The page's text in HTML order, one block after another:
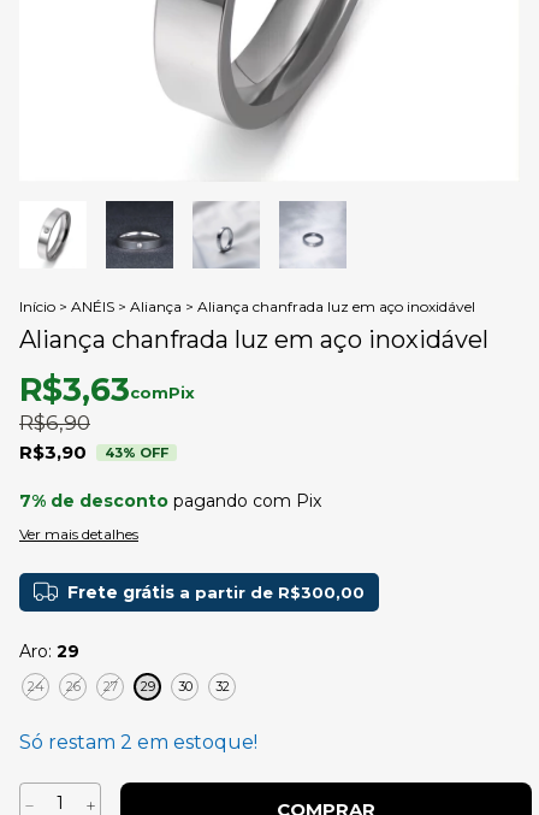
Início > ANÉIS > Aliança > Aliança chanfrada luz em aço inoxidável
Aliança chanfrada luz em aço inoxidável
R$6,90
R$3,90 43% OFF
R$3,63comPix
7% de desconto pagando com Pix
Ver mais detalhes
Frete grátis a partir de R$300,00
Aro: 29
24 26 27 29 30 32
Só restam 2 em estoque!